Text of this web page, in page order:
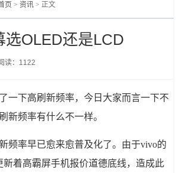
页 >资讯 > 正文
选OLED还是LCD
读：1122
一下高刷新频率，今日大家而言一下不
新频率有什么不一样。
频率早已愈来愈普及化了。由于vivo的
新着高霸屏手机报价道德底线，造成此